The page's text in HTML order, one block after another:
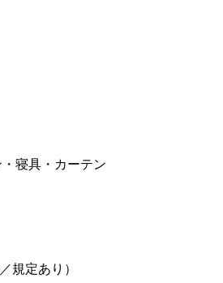
寝具・カーテン
規定あり）